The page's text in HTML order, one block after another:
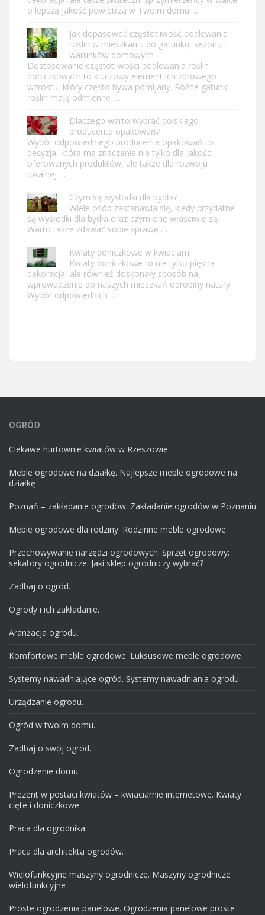
o lepszą jakość powietrza w Twoim domu. …
Jak dopasować częstotliwość podlewania
roślin w mieszkaniu do gatunku, sezonu i
warunków domowych
Dostosowanie częstotliwości podlewania roślin
doniczkowych to kluczowy element ich zdrowego
wzrostu, który często bywa pomijany. Różne gatunki
roślin mają odmienne …
Dlaczego warto wybrać polskiego
producenta opakowań?
Wybór odpowiedniego producenta opakowań to
decyzja, która ma znaczenie nie tylko dla jakości
oferowanych produktów, ale także dla rozwoju
lokalnej …
Czym są wysłodki dla bydła?
Wiele osób zastanawia się, kiedy przydatne
są wysłodki dla bydła oraz czym one właściwie są.
Warto także zdawać sobie sprawę …
Kwiaty doniczkowe w kwiaciarni
Kwiaty doniczkowe to nie tylko piękna
dekoracja, ale również doskonały sposób na
wprowadzenie do naszych mieszkań odrobiny natury.
Wybór odpowiednich …
OGRÓD
Ciekawe hurtownie kwiatów w Rzeszowie
Meble ogrodowe na działkę. Najlepsze meble ogrodowe na
działkę
Poznań – zakładanie ogrodów. Zakładanie ogrodów w Poznaniu
Meble ogrodowe dla rodziny. Rodzinne meble ogrodowe
Przechowywanie narzędzi ogrodowych. Sprzęt ogrodowy:
sekatory ogrodnicze. Jaki sklep ogrodniczy wybrać?
Zadbaj o ogród.
Ogrody i ich zakładanie.
Aranżacja ogrodu.
Komfortowe meble ogrodowe. Luksusowe meble ogrodowe
Systemy nawadniające ogród. Systemy nawadniania ogrodu
Urządzanie ogrodu.
Ogród w twoim domu.
Zadbaj o swój ogród.
Ogrodzenie domu.
Prezent w postaci kwiatów – kwiaciarnie internetowe. Kwiaty
cięte i doniczkowe
Praca dla ogrodnika.
Praca dla architekta ogrodów.
Wielofunkcyjne maszyny ogrodnicze. Maszyny ogrodnicze
wielofunkcyjne
Proste ogrodzenia panelowe. Ogrodzenia panelowe proste